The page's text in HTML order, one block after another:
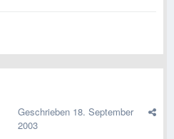
Geschrieben 18. September
2003